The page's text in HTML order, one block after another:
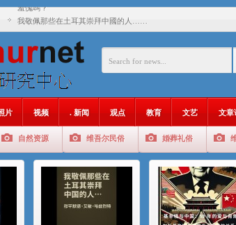
羞愧嗎？
我敬佩那些在土耳其崇拜中國的人……
基辛格与中国：50 年的爱与背叛
年的百年關係
大一统情结使魏京生失去理智 / 伊利夏提
伊利夏提：在自责与内疚中的挣扎
伊利夏提：消失在集中营的红衣女孩
伊利夏提：维吾尔种族灭绝
片 视频 . 新闻 观点 教育 文艺 文章
自然资源 维吾尔民俗 婚葬礼俗